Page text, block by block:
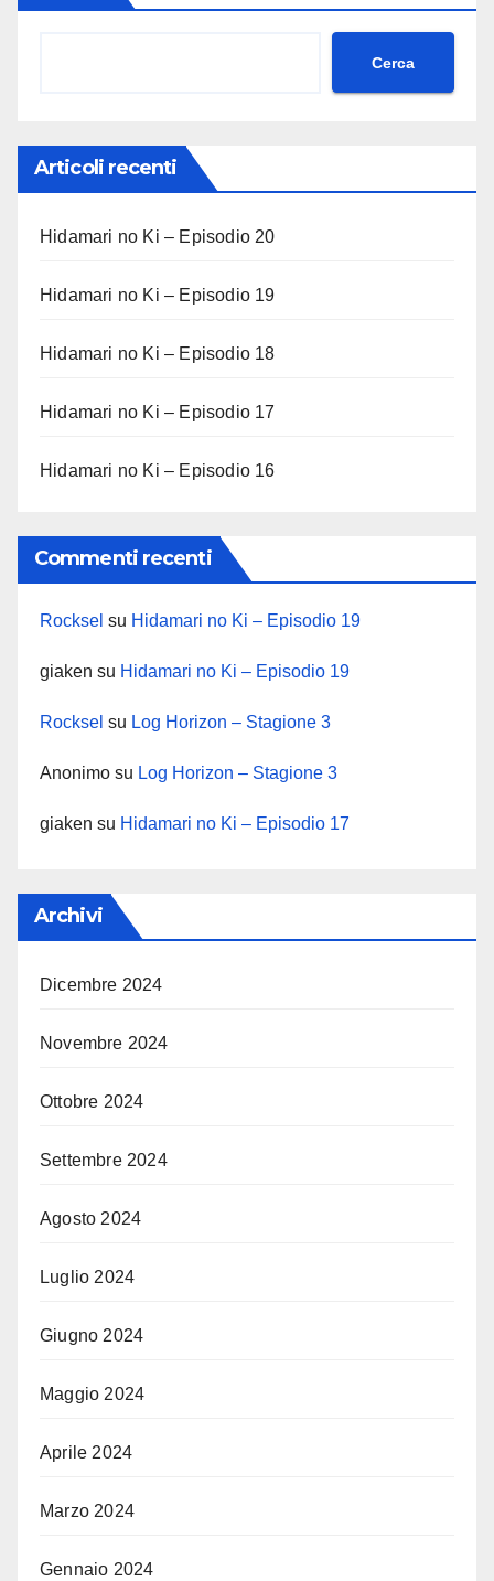
Cerca
Articoli recenti
Hidamari no Ki – Episodio 20
Hidamari no Ki – Episodio 19
Hidamari no Ki – Episodio 18
Hidamari no Ki – Episodio 17
Hidamari no Ki – Episodio 16
Commenti recenti
Rocksel su Hidamari no Ki – Episodio 19
giaken su Hidamari no Ki – Episodio 19
Rocksel su Log Horizon – Stagione 3
Anonimo su Log Horizon – Stagione 3
giaken su Hidamari no Ki – Episodio 17
Archivi
Dicembre 2024
Novembre 2024
Ottobre 2024
Settembre 2024
Agosto 2024
Luglio 2024
Giugno 2024
Maggio 2024
Aprile 2024
Marzo 2024
Gennaio 2024